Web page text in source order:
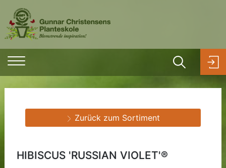
HIBISCUS 'RUSSIAN VIOLET'®
Zurück zum Sortiment